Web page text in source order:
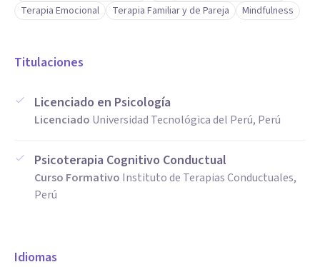
Terapia Emocional
Terapia Familiar y de Pareja Mindfulness
Titulaciones
Licenciado en Psicología
Licenciado Universidad Tecnológica del Perú, Perú
Psicoterapia Cognitivo Conductual
Curso Formativo Instituto de Terapias Conductuales,
Perú
Idiomas